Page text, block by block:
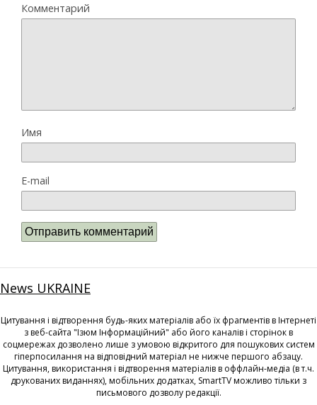
Комментарий
Имя
E-mail
News UKRAINE
Цитування і відтворення будь-яких матеріалів або їх фрагментів в Інтернеті
з веб-сайта "Ізюм Інформаційний" або його каналів і сторінок в
соцмережах дозволено лише з умовою відкритого для пошукових систем
гіперпосилання на відповідний матеріал не нижче першого абзацу.
Цитування, використання і відтворення матеріалів в оффлайн-медіа (в т.ч.
друкованих виданнях), мобільних додатках, SmartTV можливо тільки з
письмового дозволу редакції.